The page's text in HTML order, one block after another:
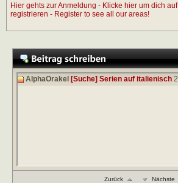
Hier gehts zur Anmeldung - Klicke hier um dich
registrieren - Register to see all our areas!
AlphaOrakel [Suche] Serien auf italienisch
Zurück Nächste